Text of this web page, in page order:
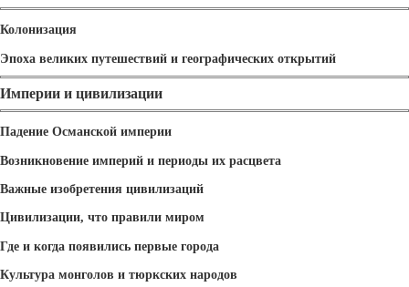
Колонизация
Эпоха великих путешествий и географических открытий
Империи и цивилизации
Падение Османской империи
Возникновение империй и периоды их расцвета
Важные изобретения цивилизаций
Цивилизации, что правили миром
Где и когда появились первые города
Культура монголов и тюркских народов